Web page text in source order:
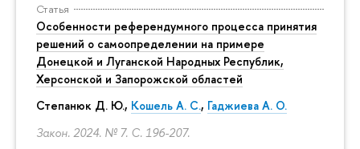
Статья
Особенности референдумного процесса принятия
решений о самоопределении на примере
Донецкой и Луганской Народных Республик,
Херсонской и Запорожской областей
Степанюк Д. Ю., Кошель А. С., Гаджиева А. О.
Закон. 2024. № 7. С. 196-207.